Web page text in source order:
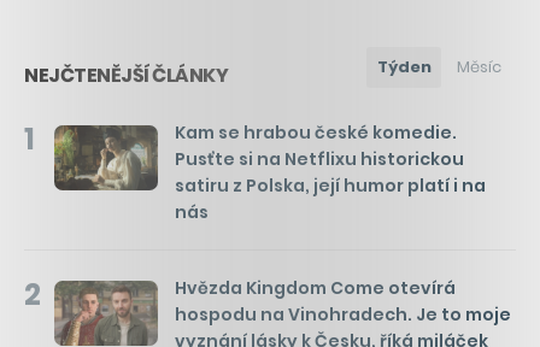
NEJČTENĚJŠÍ ČLÁNKY Týden Měsíc
1
Kam se hrabou české komedie.
Pusťte si na Netflixu historickou
satiru z Polska, její humor platí i na
nás
2
Hvězda Kingdom Come otevírá
hospodu na Vinohradech. Je to moje
vyznání lásky k Česku, říká miláček